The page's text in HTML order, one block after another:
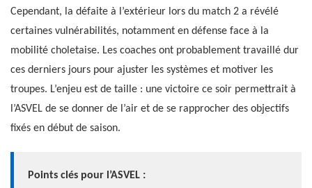
Cependant, la défaite à l’extérieur lors du match 2 a révélé
certaines vulnérabilités, notamment en défense face à la
mobilité choletaise. Les coaches ont probablement travaillé dur
ces derniers jours pour ajuster les systèmes et motiver les
troupes. L’enjeu est de taille : une victoire ce soir permettrait à
l’ASVEL de se donner de l’air et de se rapprocher des objectifs
fixés en début de saison.
Points clés pour l’ASVEL :